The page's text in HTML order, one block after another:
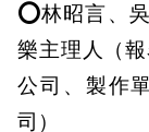
⭕林昭言、
樂主理人（
公司、製作
司）